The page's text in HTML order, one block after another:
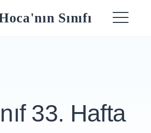
Sınıfı
33. Hafta